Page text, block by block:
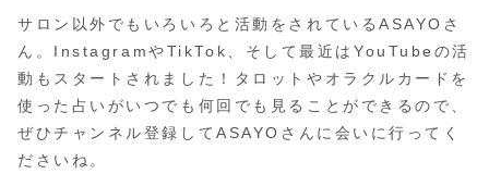
サロン以外でもいろいろと活動をされているASAYOさ
ん。InstagramやTikTok、そして最近はYouTubeの活
動もスタートされました！タロットやオラクルカードを
使った占いがいつでも何回でも見ることができるので、
ぜひチャンネル登録してASAYOさんに会いに行ってく
ださいね。